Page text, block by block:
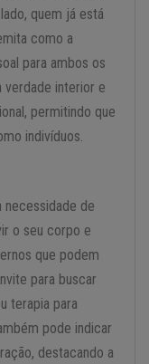
quem já está
como a
para ambos os
verdade interior e
permitindo que
indivíduos.
necessidade de
o seu corpo e
que podem
para buscar
terapia para
pode indicar
destacando a